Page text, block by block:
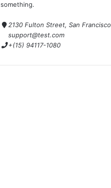
something.
2130 Fulton Street, San Francisco
support@test.com
+(15) 94117-1080